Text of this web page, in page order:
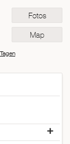
Fotos
Map